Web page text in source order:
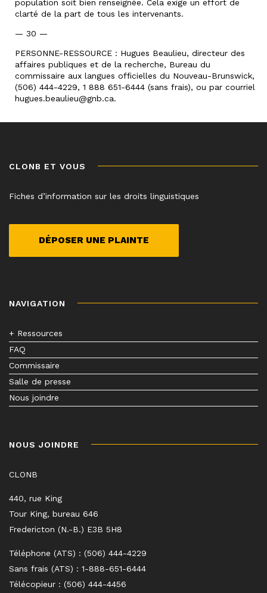
population soit bien renseignée. Cela exige un effort de
clarté de la part de tous les intervenants.
— 30 —
PERSONNE-RESSOURCE : Hugues Beaulieu, directeur des
affaires publiques et de la recherche, Bureau du
commissaire aux langues officielles du Nouveau-Brunswick,
(506) 444-4229, 1 888 651-6444 (sans frais), ou par courriel
hugues.beaulieu@gnb.ca.
CLONB ET VOUS
Fiches d’information sur les droits linguistiques
DÉPOSER UNE PLAINTE
NAVIGATION
+ Ressources
FAQ
Commissaire
Salle de presse
Nous joindre
NOUS JOINDRE
CLONB
440, rue King
Tour King, bureau 646
Fredericton (N.-B.) E3B 5H8
Téléphone (ATS) : (506) 444-4229
Sans frais (ATS) : 1-888-651-6444
Télécopieur : (506) 444-4456